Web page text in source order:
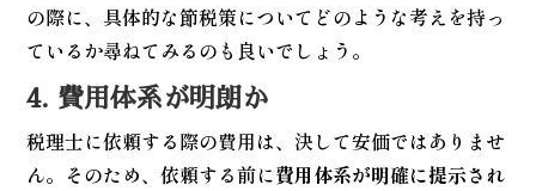
の際に、具体的な節税策についてどのような考えを持っ
ているか尋ねてみるのも良いでしょう。
4. 費用体系が明朗か
税理士に依頼する際の費用は、決して安価ではありませ
ん。そのため、依頼する前に費用体系が明確に提示され